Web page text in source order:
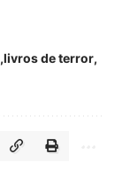
livros de terror